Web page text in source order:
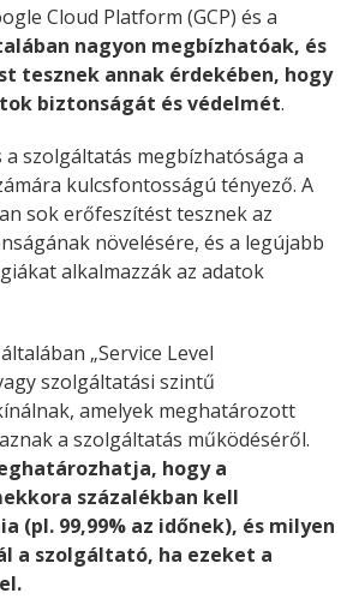
Cloud Platform (GCP) és a
nagyon megbízhatóak, és
tesznek annak érdekében, hogy
biztonságát és védelmét.
szolgáltatás megbízhatósága a
kulcsfontosságú tényező. A
sok erőfeszítést tesznek az
növelésére, és a legújabb
alkalmazzák az adatok
„Service Level
szolgáltatási szintű
amelyek meghatározott
a szolgáltatás működéséről.
hogy a
százalékban kell
(pl. 99,99% az időnek), és milyen
a szolgáltató, ha ezeket a